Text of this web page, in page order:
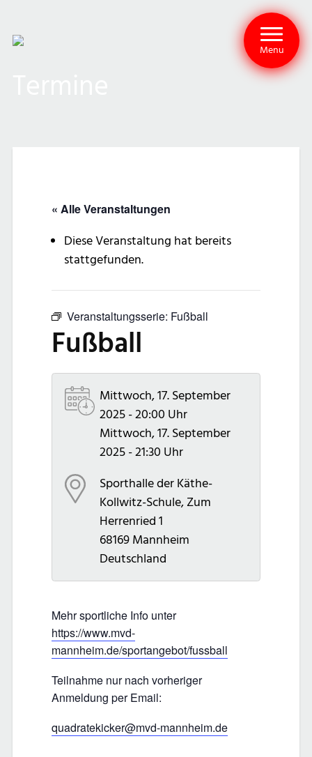
Menu
« Alle Veranstaltungen
Diese Veranstaltung hat bereits
stattgefunden.
Veranstaltungsserie: Fußball
Fußball
Mittwoch, 17. September
2025 - 20:00 Uhr
Mittwoch, 17. September
2025 - 21:30 Uhr
Sporthalle der Käthe-
Kollwitz-Schule, Zum
Herrenried 1
68169 Mannheim
Deutschland
Mehr sportliche Info unter
https://www.mvd-
mannheim.de/sportangebot/fussball
Teilnahme nur nach vorheriger
Anmeldung per Email:
quadratekicker@mvd-mannheim.de